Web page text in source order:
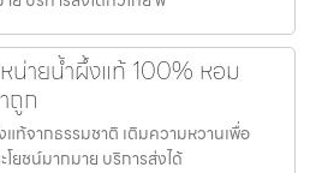
น่ายน้ำผึ้งแท้ 100% หอม
ถูก
ท้จากธรรมชาติ เติมความหวานเพื่อ
ยชน์มากมาย บริการส่งได้